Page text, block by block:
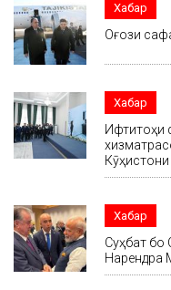
Хабар
Оғози
Хабар
Ифтитоҳи
Хабар
Суҳбат бо
Нарендра